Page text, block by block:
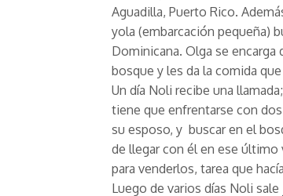
Aguadilla, Puerto Rico.
yola (embarcación pequeña)
Dominicana. Olga se
bosque y les da la comida
Un día Noli recibe una
tiene que enfrentarse con
su esposo, y buscar en el
de llegar con él en ese último
para venderlos, tarea que
Luego de varios días Noli